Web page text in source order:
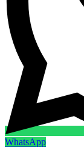
WhatsApp